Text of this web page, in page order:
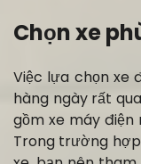
Chọn xe
Việc lựa chọn xe
hàng ngày rất
gồm xe máy điện
Trong trường